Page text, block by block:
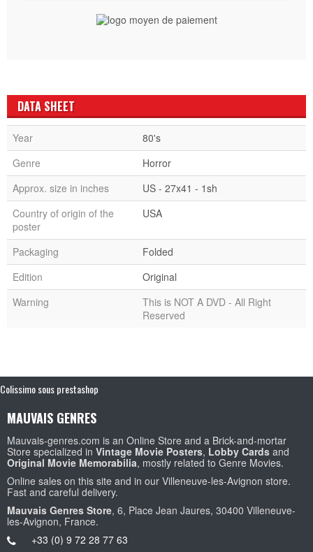
DATA SHEET
Year
80's
Genre
Horror
Approx. size in inches
US - 27x41 - 1sh
Country of origin of the
poster
USA
Packaging
Folded
Edition
Original
Warning
This is NOT A DVD - All Right
Reserved
Colissimo sous prestashop
MAUVAIS GENRES
Mauvais-genres.com is an Online Store and a Brick-and-mortar
Store specialized in Vintage Movie Posters, Lobby Cards and
Original Movie Memorabilia, mostly related to Genre Movies.
Online sales on this site and in our Villeneuve-les-Avignon store.
Fast and careful delivery.
Mauvais Genres Store, 6, Place Jean Jaures, 30400 Villeneuve-
les-Avignon, France.
+33 (0) 9 72 28 77 63